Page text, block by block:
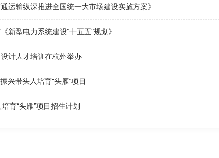
运输纵深推进全国统一大市场建设实施方案》
新型电力系统建设"十五五"规划》
计人才培训在杭州举办
兴带头人培育“头雁”项目
育“头雁”项目招生计划